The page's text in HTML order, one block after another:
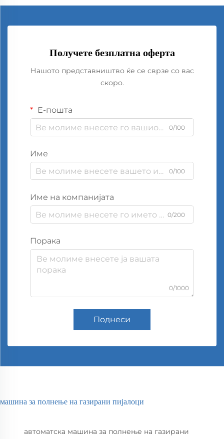
Получете безплатна оферта
Нашото представништво ќе се сврзе со вас
скоро.
Е-пошта
0/100
Име
0/100
Име на компанијата
0/200
Порака
0/1000
Поднеси
машина за полнење на газирани пијалоци
автоматска машина за полнење на газирани